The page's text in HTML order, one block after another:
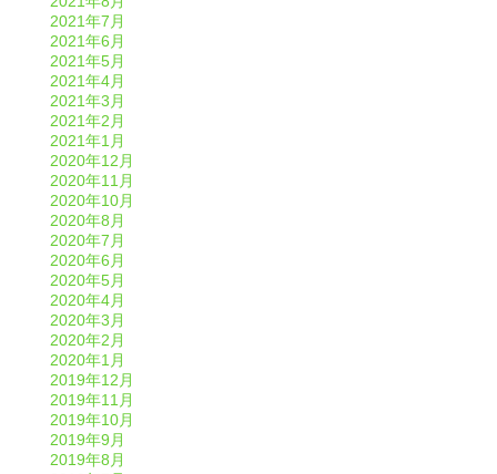
2021年7月
2021年6月
2021年5月
2021年4月
2021年3月
2021年2月
2021年1月
2020年12月
2020年11月
2020年10月
2020年8月
2020年7月
2020年6月
2020年5月
2020年4月
2020年3月
2020年2月
2020年1月
2019年12月
2019年11月
2019年10月
2019年9月
2019年8月